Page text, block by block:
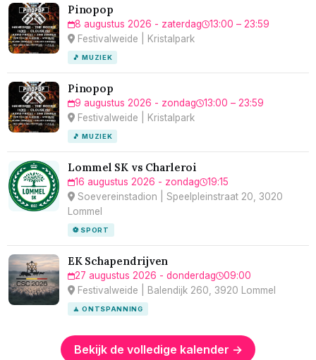
Pinopop
8 augustus 2026 - zaterdag
13:00 – 23:59
Festivalweide | Kristalpark
🎵 MUZIEK
Pinopop
9 augustus 2026 - zondag
13:00 – 23:59
Festivalweide | Kristalpark
🎵 MUZIEK
Lommel SK vs Charleroi
16 augustus 2026 - zondag
19:15
Soevereinstadion | Speelpleinstraat 20, 3020
Lommel
⚽ SPORT
EK Schapendrijven
27 augustus 2026 - donderdag
09:00
Festivalweide | Balendijk 260, 3920 Lommel
🧘 ONTSPANNING
Bekijk de volledige kalender →